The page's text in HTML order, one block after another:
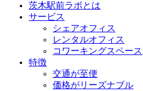
茨木駅前ラボとは
サービス
シェアオフィス
レンタルオフィス
コワーキングスペース
特徴
交通が至便
価格がリーズナブル